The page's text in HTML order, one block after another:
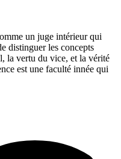
un juge intérieur qui
distinguer les concepts
la vertu du vice, et la vérité
est une faculté innée qui